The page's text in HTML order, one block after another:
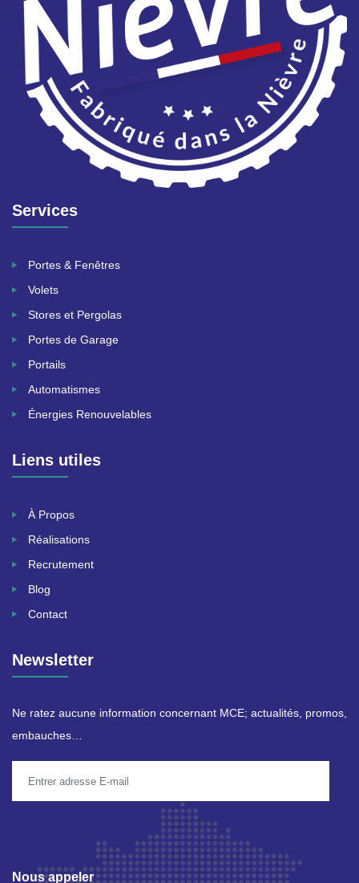
Services
Portes & Fenêtres
Volets
Stores et Pergolas
Portes de Garage
Portails
Automatismes
Énergies Renouvelables
Liens utiles
À Propos
Réalisations
Recrutement
Blog
Contact
Newsletter
Ne ratez aucune information concernant MCE; actualités, promos,
embauches…
Nous appeler